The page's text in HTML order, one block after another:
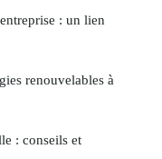
: un lien
renouvelables à
: conseils et